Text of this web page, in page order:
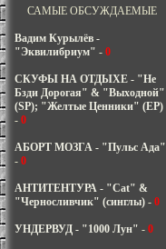
САМЫЕ ОБСУЖДАЕМЫЕ
Вадим Курылёв -
"Эквилибриум" - 0
СКУФЫ НА ОТДЫХЕ - "Не
Бзди Дорогая" & "Выходной"
(SP); "Желтые Ценники" (EP)
- 0
АБОРТ МОЗГА - "Пульс Ада"
- 0
АНТИТЕНТУРА - "Cat" &
"Черносливчик" (синглы) - 0
УНДЕРВУД - "1000 Лун" - 0